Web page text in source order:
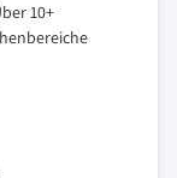
10+